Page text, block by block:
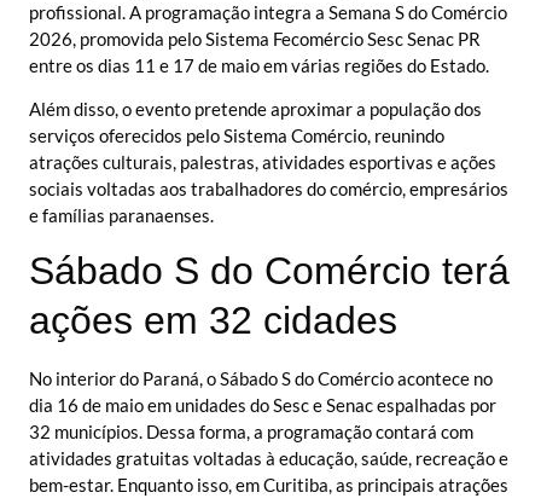
profissional. A programação integra a Semana S do Comércio
2026, promovida pelo Sistema Fecomércio Sesc Senac PR
entre os dias 11 e 17 de maio em várias regiões do Estado.
Além disso, o evento pretende aproximar a população dos
serviços oferecidos pelo Sistema Comércio, reunindo
atrações culturais, palestras, atividades esportivas e ações
sociais voltadas aos trabalhadores do comércio, empresários
e famílias paranaenses.
Sábado S do Comércio terá
ações em 32 cidades
No interior do Paraná, o Sábado S do Comércio acontece no
dia 16 de maio em unidades do Sesc e Senac espalhadas por
32 municípios. Dessa forma, a programação contará com
atividades gratuitas voltadas à educação, saúde, recreação e
bem-estar. Enquanto isso, em Curitiba, as principais atrações